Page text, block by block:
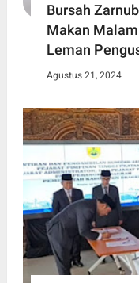
Bursah
Makan
Leman
Agustus 21, 2024